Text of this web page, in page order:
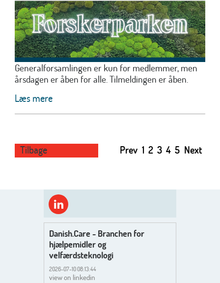
Generalforsamlingen er kun for medlemmer, men
årsdagen er åben for alle. Tilmeldingen er åben.
Læs mere
Tilbage Prev 1 2 3 4 5 Next
Danish.Care - Branchen for
hjælpemidler og
velfærdsteknologi
2026-07-10 08:13:44
view on linkedin